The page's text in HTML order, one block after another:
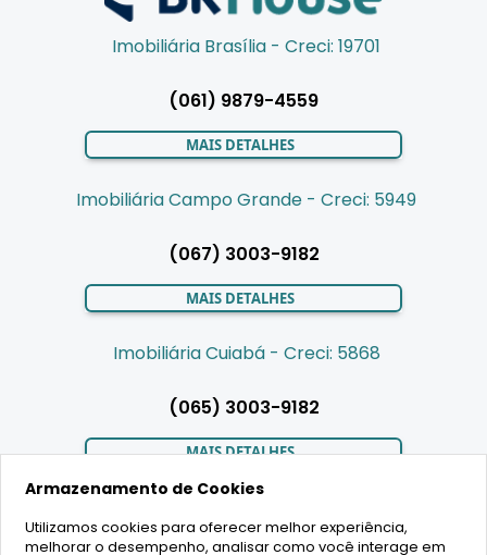
Imobiliária Brasília - Creci: 19701
(061) 9879-4559
MAIS DETALHES
Imobiliária Campo Grande - Creci: 5949
(067) 3003-9182
MAIS DETALHES
Imobiliária Cuiabá - Creci: 5868
(065) 3003-9182
MAIS DETALHES
LIGAMOS PARA VOCÊ
Armazenamento de Cookies
Utilizamos cookies para oferecer melhor experiência,
melhorar o desempenho, analisar como você interage em